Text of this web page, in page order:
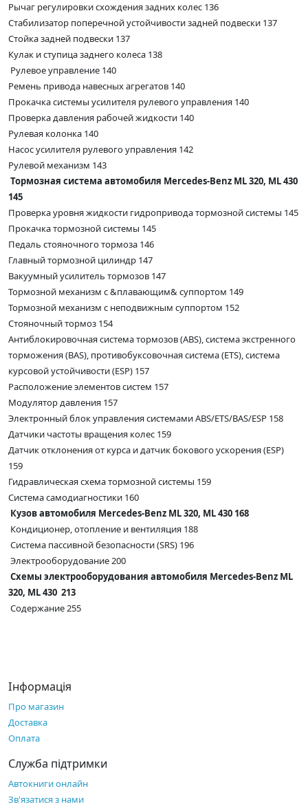
Рычаг регулировки схождения задних колес 136
Стабилизатор поперечной устойчивости задней подвески 137
Стойка задней подвески 137
Кулак и ступица заднего колеса 138
Рулевое управление 140
Ремень привода навесных агрегатов 140
Прокачка системы усилителя рулевого управления 140
Проверка давления рабочей жидкости 140
Рулевая колонка 140
Насос усилителя рулевого управления 142
Рулевой механизм 143
Тормозная система автомобиля Mercedes-Benz ML 320, ML 430
145
Проверка уровня жидкости гидропривода тормозной системы 145
Прокачка тормозной системы 145
Педаль стояночного тормоза 146
Главный тормозной цилиндр 147
Вакуумный усилитель тормозов 147
Тормозной механизм с &плавающим& суппортом 149
Тормозной механизм с неподвижным суппортом 152
Стояночный тормоз 154
Антиблокировочная система тормозов (ABS), система экстренного
торможения (BAS), противобуксовочная система (ETS), система
курсовой устойчивости (ESP) 157
Расположение элементов систем 157
Модулятор давления 157
Электронный блок управления системами ABS/ETS/BAS/ESP 158
Датчики частоты вращения колес 159
Датчик отклонения от курса и датчик бокового ускорения (ESP)
159
Гидравлическая схема тормозной системы 159
Система самодиагностики 160
Кузов автомобиля Mercedes-Benz ML 320, ML 430 168
Кондиционер, отопление и вентиляция 188
Система пассивной безопасности (SRS) 196
Электрооборудование 200
Схемы электрооборудования автомобиля Mercedes-Benz ML
320, ML 430 213
Содержание 255
Інформація
Про магазин
Доставка
Оплата
Служба підтримки
Автокниги онлайн
Зв'язатися з нами